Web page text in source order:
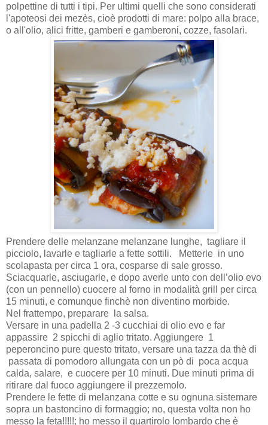
polpettine di tutti i tipi. Per ultimi quelli che sono considerati
l'apoteosi dei mezès, cioè prodotti di mare: polpo alla brace,
o all'olio, alici fritte, gamberi e gamberoni, cozze, fasolari.
Prendere delle melanzane melanzane lunghe, tagliare il
picciolo, lavarle e tagliarle a fette sottili. Metterle in uno
scolapasta per circa 1 ora, cosparse di sale grosso.
Sciacquarle, asciugarle, e dopo averle unto con dell’olio evo
(con un pennello) cuocere al forno in modalità grill per circa
15 minuti, e comunque finchè non diventino morbide.
Nel frattempo, preparare la salsa.
Versare in una padella 2 -3 cucchiai di olio evo e far
appassire 2 spicchi di aglio tritato. Aggiungere 1
peperoncino pure questo tritato, versare una tazza da thè di
passata di pomodoro allungata con un pò di poca acqua
calda, salare, e cuocere per 10 minuti. Due minuti prima di
ritirare dal fuoco aggiungere il prezzemolo.
Prendere le fette di melanzana cotte e su ognuna sistemare
sopra un bastoncino di formaggio; no, questa volta non ho
messo la feta!!!!!; ho messo il quartirolo lombardo che è